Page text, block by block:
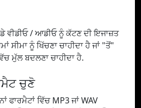
ਵੀਡੀਓ / ਆਡੀਓ ਨੂੰ ਕੱਟਣ ਦੀ ਇਜਾਜ਼ਤ
ਸੀਮਾ ਨੂੰ ਖਿੱਚਣਾ ਚਾਹੀਦਾ ਹੈ ਜਾਂ "ਤੋਂ"
ਮੁੱਲ ਬਦਲਣਾ ਚਾਹੀਦਾ ਹੈ.
ਚੁਣੋ
ਫਾਰਮੈਟਾਂ ਵਿੱਚ MP3 ਜਾਂ WAV